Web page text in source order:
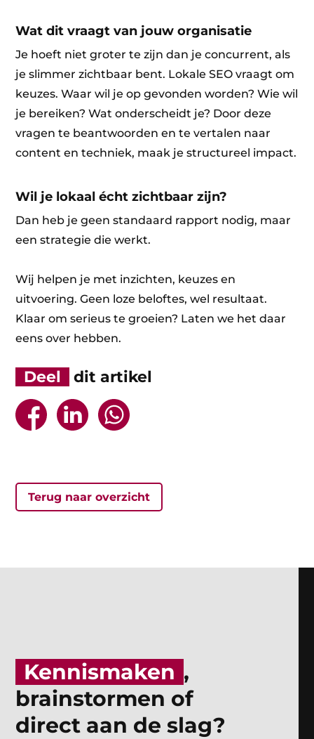
Wat dit vraagt van jouw organisatie
Je hoeft niet groter te zijn dan je concurrent, als
je slimmer zichtbaar bent. Lokale SEO vraagt om
keuzes. Waar wil je op gevonden worden? Wie wil
je bereiken? Wat onderscheidt je? Door deze
vragen te beantwoorden en te vertalen naar
content en techniek, maak je structureel impact.
Wil je lokaal écht zichtbaar zijn?
Dan heb je geen standaard rapport nodig, maar
een strategie die werkt.
Wij helpen je met inzichten, keuzes en
uitvoering. Geen loze beloftes, wel resultaat.
Klaar om serieus te groeien? Laten we het daar
eens over hebben.
Deel dit artikel
  
Terug naar overzicht
Kennismaken ,
brainstormen of
direct aan de slag?